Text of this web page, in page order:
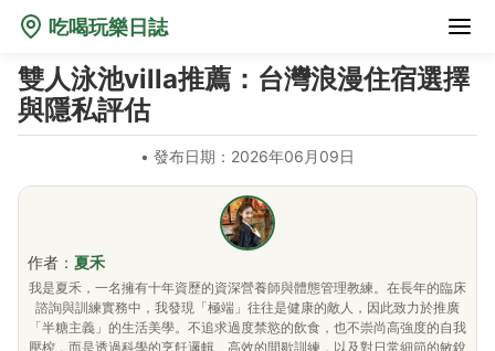
吃喝玩樂日誌
雙人泳池villa推薦：台灣浪漫住宿選擇
與隱私評估
• 發布日期：2026年06月09日
作者： 夏禾
我是夏禾，一名擁有十年資歷的資深營養師與體態管理教練。在長年的臨床
諮詢與訓練實務中，我發現「極端」往往是健康的敵人，因此致力於推廣
「半糖主義」的生活美學。不追求過度禁慾的飲食，也不崇尚高強度的自我
壓榨，而是透過科學的烹飪邏輯、高效的間歇訓練，以及對日常細節的敏銳